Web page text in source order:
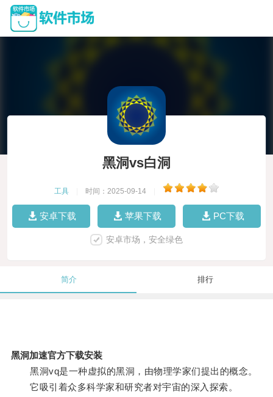
黑洞vs白洞
工具 时间：2025-09-14
安卓下载 苹果下载 PC下载
安卓市场，安全绿色
简介 排行
黑洞加速官方下载安装
黑洞vq是一种虚拟的黑洞，由物理学家们提出的概念。
它吸引着众多科学家和研究者对宇宙的深入探索。